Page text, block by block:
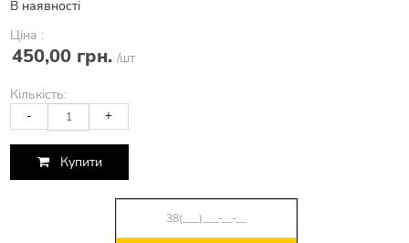
В наявності
Ціна :
450,00 грн. /шт
Кількість:
- +
Купити